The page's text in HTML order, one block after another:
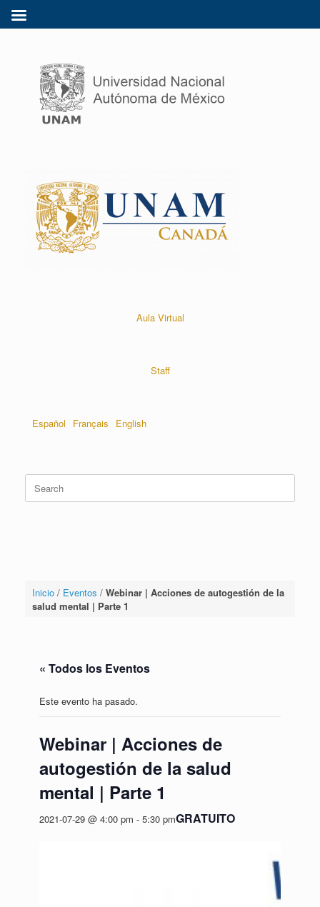
Aula Virtual
Staff
Español Français English
Inicio/ Eventos / Webinar | Acciones de autogestión de la
salud mental | Parte 1
« Todos los Eventos
Este evento ha pasado.
Webinar | Acciones de
autogestión de la salud
mental | Parte 1
2021-07-29 @ 4:00 pm - 5:30 pmGRATUITO